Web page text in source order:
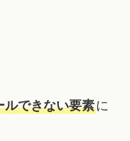
ルできない要素に